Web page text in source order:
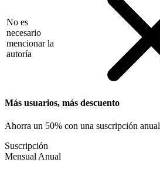
No es
necesario
mencionar la
autoría
Más usuarios, más descuento
Ahorra un 50% con una suscripción anual
Suscripción
Mensual Anual